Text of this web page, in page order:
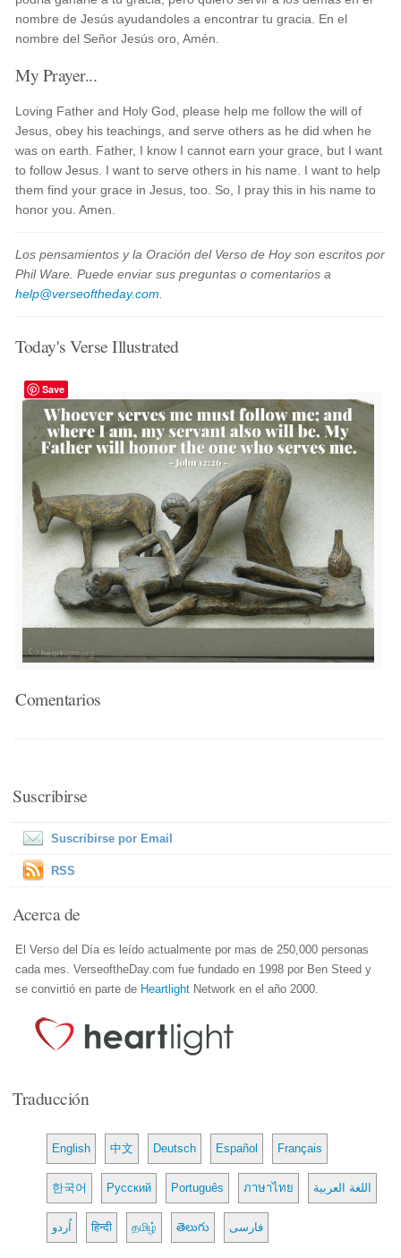
nombre de Jesús ayudandoles a encontrar tu gracia. En el
nombre del Señor Jesús oro, Amén.
My Prayer...
Loving Father and Holy God, please help me follow the will of
Jesus, obey his teachings, and serve others as he did when he
was on earth. Father, I know I cannot earn your grace, but I want
to follow Jesus. I want to serve others in his name. I want to help
them find your grace in Jesus, too. So, I pray this in his name to
honor you. Amen.
Los pensamientos y la Oración del Verso de Hoy son escritos por
Phil Ware. Puede enviar sus preguntas o comentarios a
help@verseoftheday.com
Today's Verse Illustrated
Save
Comentarios
Suscribirse
Suscribirse por Email
RSS
Acerca de
El Verso del Día es leído actualmente por mas de 250,000 personas
cada mes. VerseoftheDay.com fue fundado en 1998 por Ben Steed y
se convirtió en parte de Heartlight Network en el año 2000.
Traducción
English 中文 Deutsch Español Français
한국어 Русский Português ภาษาไทย اللغة العربية
اُردو हिन्दी தமிழ் తెలుగు فارسی